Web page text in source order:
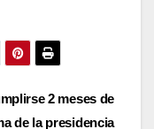
2 meses de
de la presidencia